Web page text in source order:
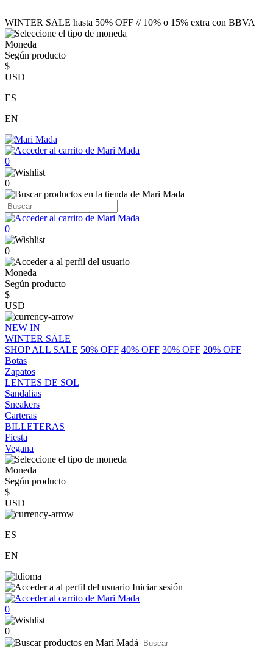
WINTER SALE hasta 50% OFF // 10% o 15% extra con BBVA
Moneda
Según producto
$
USD
ES
EN
0
0
0
0
Moneda
Según producto
$
USD
NEW IN
WINTER SALE
SHOP ALL SALE 50% OFF 40% OFF 30% OFF 20% OFF
Botas
Zapatos
LENTES DE SOL
Sandalias
Sneakers
Carteras
BILLETERAS
Fiesta
Vegana
Moneda
Según producto
$
USD
ES
EN
Iniciar sesión
0
0